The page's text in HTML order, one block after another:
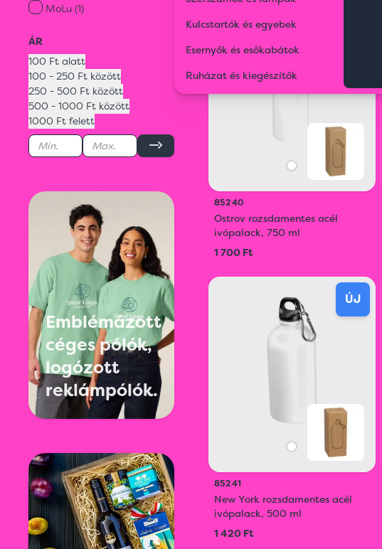
Kulcstartók és egyebek
Esernyők és esőkabátok
Ruházat és kiegészítők
MoLu (1)
ÁR
100 Ft alatt
100 - 250 Ft között
250 - 500 Ft között
500 - 1000 Ft között
1000 Ft felett
Emblémázott
céges pólók,
logózott
reklámpólók.
85240
Ostrov rozsdamentes acél
ivópalack, 750 ml
1 700 Ft
ÚJ
85241
New York rozsdamentes acél
ivópalack, 500 ml
1 420 Ft